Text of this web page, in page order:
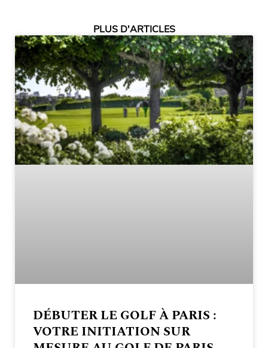
PLUS D'ARTICLES
DÉBUTER LE GOLF À PARIS :
VOTRE INITIATION SUR